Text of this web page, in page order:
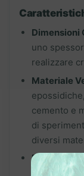
Dimensioni
uno
realizzare
Materiale
cemento e
di
diversi
Flessibilità
alta